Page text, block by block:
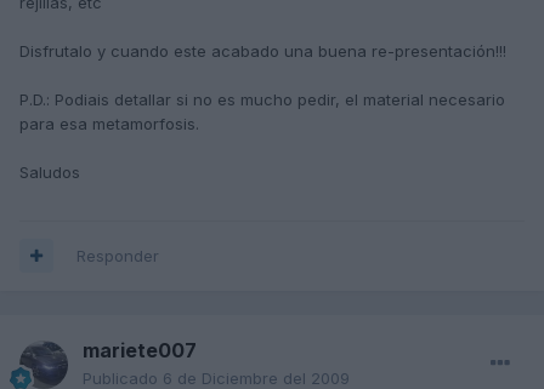
Disfrutalo y cuando este acabado una buena re-presentación!!!
P.D.: Podiais detallar si no es mucho pedir, el material necesario
para esa metamorfosis.
Saludos
Responder
mariete007
Publicado 6 de Diciembre del 2009